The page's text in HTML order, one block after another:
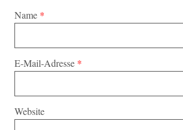
Name *
E-Mail-Adresse *
Website